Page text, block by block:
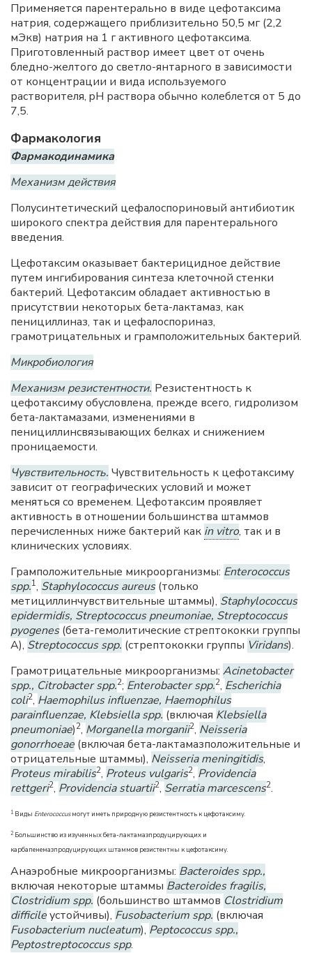
Применяется парентерально в виде цефотаксима
натрия, содержащего приблизительно 50,5 мг (2,2
мЭкв) натрия на 1 г активного цефотаксима.
Приготовленный раствор имеет цвет от очень
бледно-желтого до светло-янтарного в зависимости
от концентрации и вида используемого
растворителя, pH раствора обычно колеблется от 5 до
7,5.
Фармакология
Фармакодинамика
Механизм действия
Полусинтетический цефалоспориновый антибиотик
широкого спектра действия для парентерального
введения.
Цефотаксим оказывает бактерицидное действие
путем ингибирования синтеза клеточной стенки
бактерий. Цефотаксим обладает активностью в
присутствии некоторых бета-лактамаз, как
пенициллиназ, так и цефалоспориназ,
грамотрицательных и грамположительных бактерий.
Микробиология
Механизм резистентности. Резистентность к
цефотаксиму обусловлена, прежде всего, гидролизом
бета-лактамазами, изменениями в
пенициллинсвязывающих белках и снижением
проницаемости.
Чувствительность. Чувствительность к цефотаксиму
зависит от географических условий и может
меняться со временем. Цефотаксим проявляет
активность в отношении большинства штаммов
перечисленных ниже бактерий как in vitro, так и в
клинических условиях.
Грамположительные микроорганизмы: Enterococcus
spp.1, Staphylococcus aureus(только
метициллинчувствительные штаммы), Staphylococcus
epidermidis, Streptococcus pneumoniae, Streptococcus
pyogenes(бета-гемолитические стрептококки группы
А), Streptococcus spp. (стрептококки группы Viridans).
Грамотрицательные микроорганизмы: Acinetobacter
spp., Citrobacter spp.2; Enterobacter spp.2, Escherichia
coli2, Haemophilus influenzae, Haemophilus
parainfluenzae, Klebsiella spp. (включая Klebsiella
pneumoniae)2, Morganella morganii2, Neisseria
gonorrhoeae (включая бета-лактамазположительные и
отрицательные штаммы), Neisseria meningitidis,
Proteus mirabilis2, Proteus vulgaris2, Providencia
rettgeri2, Providencia stuartii2, Serratia marcescens2.
1 Виды Enterococcusмогут иметь природную резистентность к цефотаксиму.
2 Большинство из изученных бета-лактамазпродуцирующих и
карбапенемазпродуцирующих штаммов резистентны к цефотаксиму.
Анаэробные микроорганизмы: Bacteroides spp.,
включая некоторые штаммы Bacteroides fragilis,
Clostridium spp. (большинство штаммов Clostridium
difficileустойчивы), Fusobacterium spp. (включая
Fusobacterium nucleatum), Peptococcus spp.,
Peptostreptococcus spp.